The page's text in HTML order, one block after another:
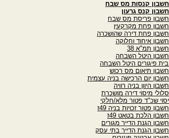
קנסות מס שבח
קנס גרעון
פריסת מס שבח
פחת מקרקעין
פחת דירה שהושכרה
איחוד וחלוקה
תמ"א 38
היטל השבחה
פיגורים היטל השבחה
תיאום מס רכוש
יום הרכישה בניה עצמית
היוון בניה רוויה
מיסוי דירה מושכרת
שכ"ד פטור מלא/חלקי
פטור זכויות בניה 49ז
הלכת בטאט 49ז
הגנת הדייר מגורים
הגנת הדייר בתי עסק